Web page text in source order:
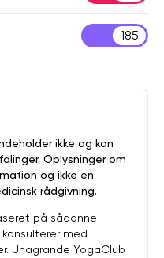
185
ikke og kan
Oplysninger om
og ikke en
rådgivning.
på sådanne
med
Unagrande YogaClub